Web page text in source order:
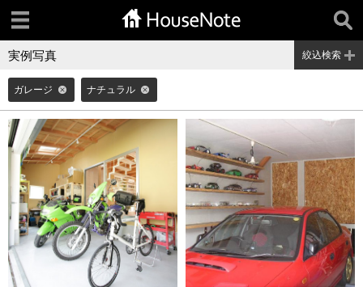
実例写真 絞込検索
ガレージ ナチュラル